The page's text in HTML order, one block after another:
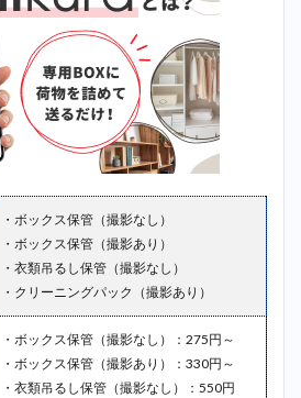
4
まと
・ボックス保管（撮影なし）
・ボックス保管（撮影あり）
・衣類吊るし保管（撮影なし）
・クリーニングパック（撮影あり）
・ボックス保管（撮影なし）：275円～
・ボックス保管（撮影あり）：330円～
・衣類吊るし保管（撮影なし）：550円